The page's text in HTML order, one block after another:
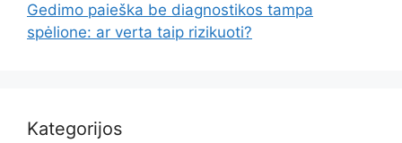
Gedimo paieška be diagnostikos tampa
spėlione: ar verta taip rizikuoti?
Kategorijos